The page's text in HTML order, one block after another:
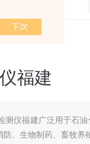
福建
测仪福建广泛用于石
防、生物制药、畜牧养